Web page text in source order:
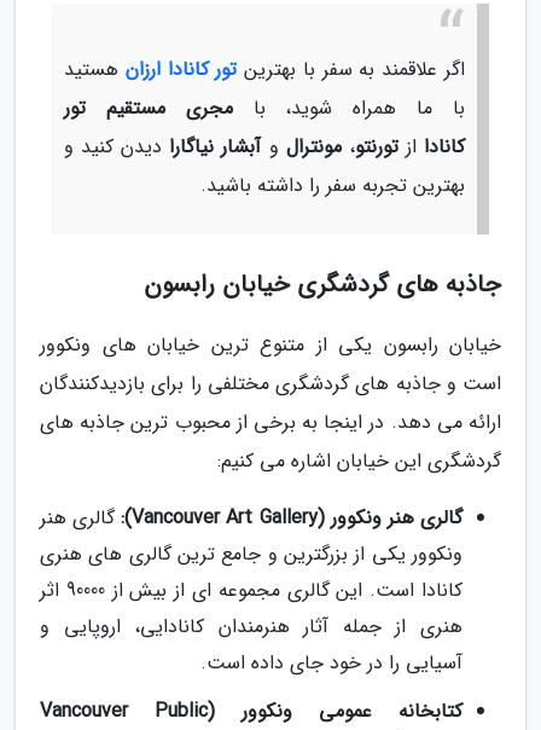
اگر علاقمند به سفر با بهترینتور کانادا ارزان هستید
با ما همراه شوید، بامجری مستقیم تور
کانادا ازتورنتو،مونترال وآبشار نیاگارا دیدن کنید و
بهترین تجربه سفر را داشته باشید.
جاذبه های گردشگری خیابان رابسون
خیابان رابسون یکی از متنوع ترین خیابان های ونکوور
است و جاذبه های گردشگری مختلفی را برای بازدیدکنندگان
ارائه می دهد. در اینجا به برخی از محبوب ترین جاذبه های
گردشگری این خیابان اشاره می کنیم:
گالری هنر ونکوور (Vancouver Art Gallery):
گالری هنر
ونکوور یکی از بزرگترین و جامع ترین گالری های هنری
کانادا است. این گالری مجموعه ای از بیش از 90000 اثر
هنری از جمله آثار هنرمندان کانادایی، اروپایی و
آسیایی را در خود جای داده است.
کتابخانه عمومی ونکوور (Vancouver Public